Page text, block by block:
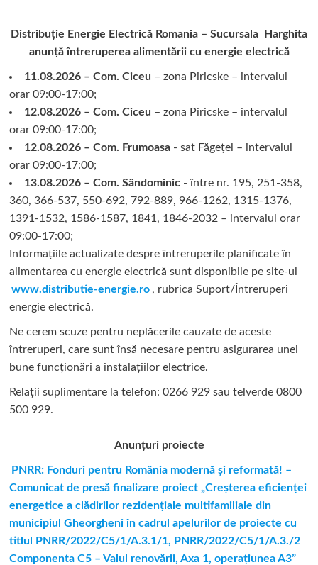
Distribuție Energie Electrică Romania – Sucursala Harghita
anunță întreruperea alimentării cu energie electrică
11.08.2026 – Com. Ciceu – zona Piricske – intervalul
orar 09:00-17:00;
12.08.2026 – Com. Ciceu – zona Piricske – intervalul
orar 09:00-17:00;
12.08.2026 – Com. Frumoasa- sat Făgețel – intervalul
orar 09:00-17:00;
13.08.2026 – Com. Sândominic- între nr. 195, 251-358,
360, 366-537, 550-692, 792-889, 966-1262, 1315-1376,
1391-1532, 1586-1587, 1841, 1846-2032 – intervalul orar
09:00-17:00;
Informațiile actualizate despre întreruperile planificate în
alimentarea cu energie electrică sunt disponibile pe site-ul
www.distributie-energie.ro , rubrica Suport/Întreruperi
energie electrică.
Ne cerem scuze pentru neplăcerile cauzate de aceste
întreruperi, care sunt însă necesare pentru asigurarea unei
bune funcționări a instalațiilor electrice.
Relații suplimentare la tel efon: 0266 929 sau telverde 0800
500 929.
Anunțuri proiecte
PNRR: Fonduri pentru România modernă şi reformată! –
Comunicat de presă finalizare proiect „Creşterea eficienţei
energetice a clădirilor rezidenţiale multifamiliale din
municipiul Gheorgheni în cadrul apelurilor de proiecte cu
titlul PNRR/2022/C5/1/A.3.1/1, PNRR/2022/C5/1/A.3./2
Componenta C5 – Valul renovării, Axa 1, operaţiunea A3”